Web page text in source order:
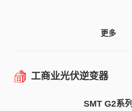
更多
工商业光伏逆变器
SMT G2系列